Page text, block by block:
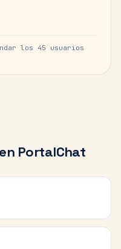
los 45 usuarios
en PortalChat